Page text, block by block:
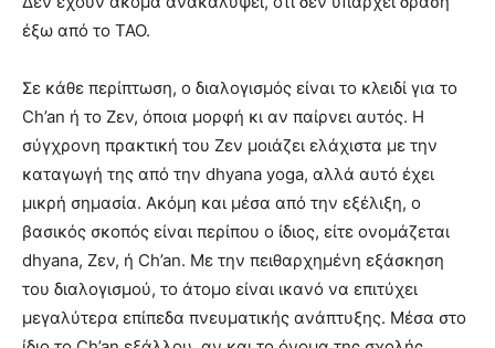
έξω από το ΤΑΟ.
Σε κάθε περίπτωση, ο διαλογισμός είναι το κλειδί για το
Ch’an ή το Ζεν, όποια μορφή κι αν παίρνει αυτός. Η
σύγχρονη πρακτική του Ζεν μοιάζει ελάχιστα με την
καταγωγή της από την dhyana yoga, αλλά αυτό έχει
μικρή σημασία. Ακόμη και μέσα από την εξέλιξη, ο
βασικός σκοπός είναι περίπου ο ίδιος, είτε ονομάζεται
dhyana, Ζεν, ή Ch’an. Με την πειθαρχημένη εξάσκηση
του διαλογισμού, το άτομο είναι ικανό να επιτύχει
μεγαλύτερα επίπεδα πνευματικής ανάπτυξης. Μέσα στο